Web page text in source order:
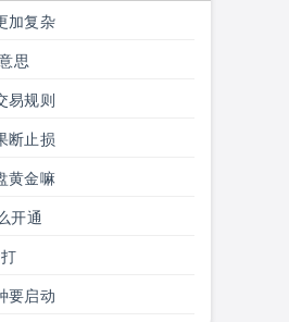
加复杂
思
易规则
断止损
黄金嘛
开通
要启动